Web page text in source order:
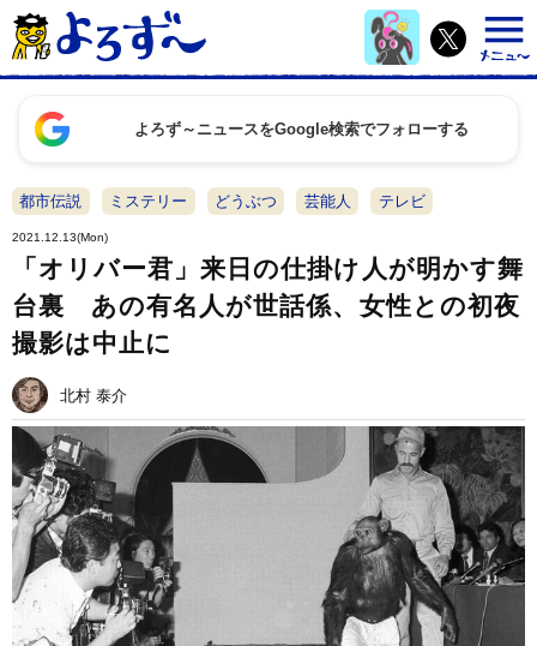
よろず～ニュースをGoogle検索でフォローする
都市伝説 ミステリー どうぶつ 芸能人 テレビ
2021.12.13(Mon)
「オリバー君」来日の仕掛け人が明かす舞
台裏 あの有名人が世話係、女性との初夜
撮影は中止に
北村 泰介